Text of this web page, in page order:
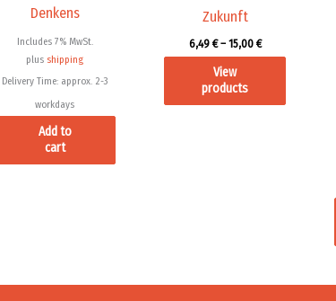
Denkens
Includes 7% MwSt.
plus shipping
Delivery Time: approx. 2-3
workdays
Add to
cart
Zukunft
6,49 € – 15,00 €
View
products